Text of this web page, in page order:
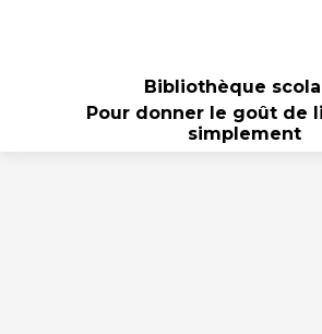
Bibliothèque
Pour donner le goût de
simplement